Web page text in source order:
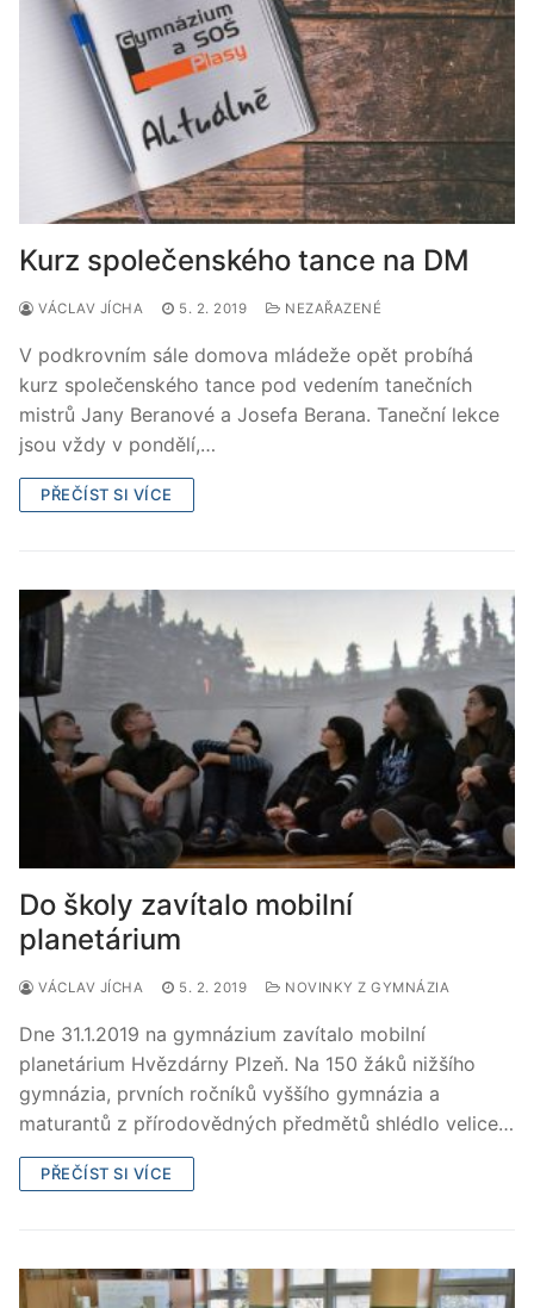
Kurz společenského tance na DM
VÁCLAV JÍCHA 5. 2. 2019 NEZAŘAZENÉ
V podkrovním sále domova mládeže opět probíhá
kurz společenského tance pod vedením tanečních
mistrů Jany Beranové a Josefa Berana. Taneční lekce
jsou vždy v pondělí,…
PŘEČÍST SI VÍCE
Do školy zavítalo mobilní
planetárium
VÁCLAV JÍCHA 5. 2. 2019 NOVINKY Z GYMNÁZIA
Dne 31.1.2019 na gymnázium zavítalo mobilní
planetárium Hvězdárny Plzeň. Na 150 žáků nižšího
gymnázia, prvních ročníků vyššího gymnázia a
maturantů z přírodovědných předmětů shlédlo velice…
PŘEČÍST SI VÍCE